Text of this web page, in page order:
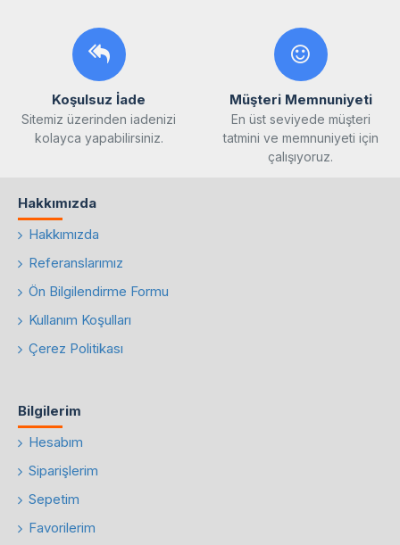
Koşulsuz İade
Sitemiz üzerinden iadenizi
kolayca yapabilirsiniz.
Müşteri Memnuniyeti
En üst seviyede müşteri
tatmini ve memnuniyeti için
çalışıyoruz.
Hakkımızda
Hakkımızda
Referanslarımız
Ön Bilgilendirme Formu
Kullanım Koşulları
Çerez Politikası
Bilgilerim
Hesabım
Siparişlerim
Sepetim
Favorilerim